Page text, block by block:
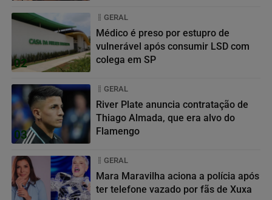
02
GERAL
Médico é preso por estupro de
vulnerável após consumir LSD com
colega em SP
03
GERAL
River Plate anuncia contratação de
Thiago Almada, que era alvo do
Flamengo
GERAL
Mara Maravilha aciona a polícia após
ter telefone vazado por fãs de Xuxa